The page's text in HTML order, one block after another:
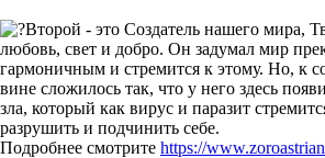
Второй - это Создатель нашего мира,
любовь, свет и добро. Он задумал мир
гармоничным и стремится к этому. Но, к
вине сложилось так, что у него здесь
зла, который как вирус и паразит
разрушить и подчинить себе.
Подробнее смотрите https://